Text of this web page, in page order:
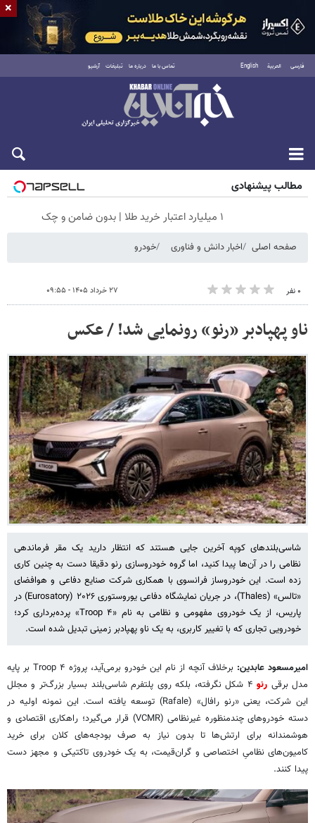
فارسی العربية English تماس با ما درباره ما تبلیغات آرشیو
جمعه ۱۶ مرداد ۱۴۰۵
مطالب پیشنهادی
۱ میلیارد اعتبار خرید طلا | بدون ضامن و چک
صفحه اصلی اخبار دانش و فناوری خودرو
۰ نفر ۲۷ خرداد ۱۴۰۵ - ۰۹:۵۵
ناو پهپادبر «رنو» رونمایی شد! / عکس
شاسی‌بلندهای کوپه آخرین جایی هستند که انتظار دارید یک مقر فرماندهی
نظامی را در آن‌ها پیدا کنید، اما گروه خودروسازی رنو دقیقا دست به چنین کاری
زده است. این خودروساز فرانسوی با همکاری شرکت صنایع دفاعی و هوافضای
«تالس» (Thales)، در جریان نمایشگاه دفاعی یوروستوری ۲۰۲۶ (Eurosatory) در
پاریس، از یک خودروی مفهومی و نظامی به نام «۴ Troop» پرده‌برداری کرد؛
خودرویی تجاری که با تغییر کاربری، به یک ناو پهپادبر زمینی تبدیل شده است.
امیرمسعود عابدین:
برخلاف آنچه از نام این خودرو برمی‌آید، پروژه ۴ Troop بر پایه
مدل برقی رنو
۴ شکل نگرفته، بلکه روی پلتفرم شاسی‌بلند بسیار بزرگ‌تر و مجلل
این شرکت، یعنی «رنو رافال» (Rafale) توسعه یافته است. این نمونه اولیه در
دسته خودروهای چندمنظوره غیرنظامی (VCMR) قرار می‌گیرد؛ راهکاری اقتصادی و
هوشمندانه برای ارتش‌ها تا بدون نیاز به صرف بودجه‌های کلان برای خرید
کامیون‌های نظامیِ اختصاصی و گران‌قیمت، به یک خودروی تاکتیکی و مجهز دست
پیدا کنند.
×